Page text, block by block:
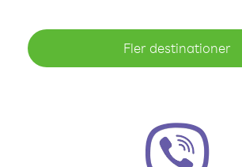
Fler destinationer